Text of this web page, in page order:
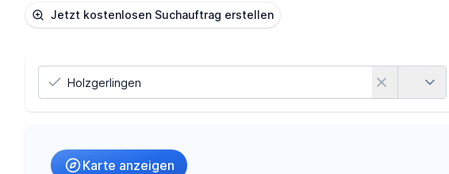
Jetzt kostenlosen Suchauftrag erstellen
Karte anzeigen